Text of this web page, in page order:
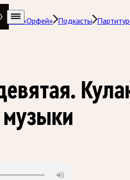
«Орфей» Подкасты
музыки